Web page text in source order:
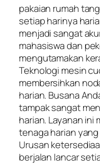
pakaian rumah
setiap harinya
menjadi sangat
mahasiswa dan
mengutamakan
Teknologi mesin
membersihkan
harian. Busana
tampak sangat
harian. Layanan ini
tenaga harian
Urusan
berjalan lancar